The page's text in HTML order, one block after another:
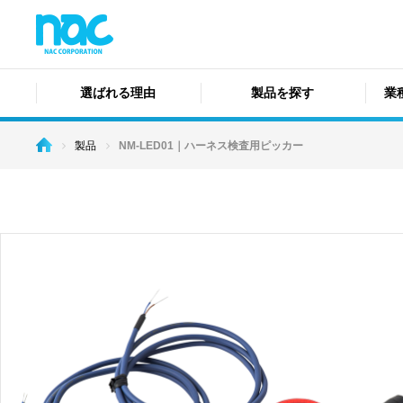
選ばれる理由 製品を探す 業
製品 NM-LED01｜ハーネス検査用ピッカー